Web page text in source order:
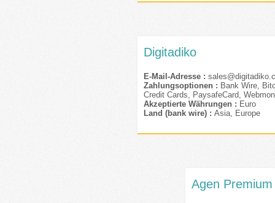
Digitadiko
E-Mail-Adresse :
Zahlungsoptionen : Bank Wire,
Credit Cards, PaysafeCard,
Akzeptierte Währungen : Euro
Land (bank wire) :Asia, Europe
Agen Premium